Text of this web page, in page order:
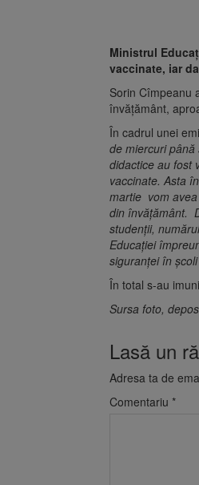
Ministrul
vaccinate, iar
Sorin Cîmpeanu
învățământ,
În cadrul unei
de miercuri
didactice au fost
vaccinate. Asta
martie vom
din învăţământ.
studenţii,
Educaţiei
siguranţei în
În total s-au
Sursa foto,
Lasă un
Adresa ta de
Comentariu *